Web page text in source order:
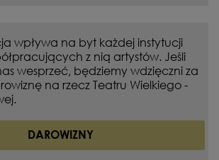
wpływa na byt każdej instytucji
z nią artystów. Jeśli
wesprzeć, będziemy wdzięczni za
na rzecz Teatru Wielkiego -
DAROWIZNY